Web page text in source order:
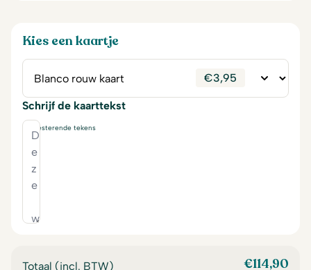
Kies een kaartje
€3,95
Schrijf de kaarttekst
resterende tekens
Totaal (incl. BTW) €114,90